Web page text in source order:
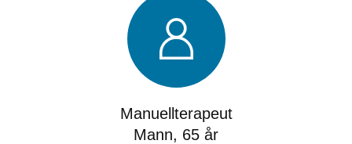
Manuellterapeut
Mann, 65 år